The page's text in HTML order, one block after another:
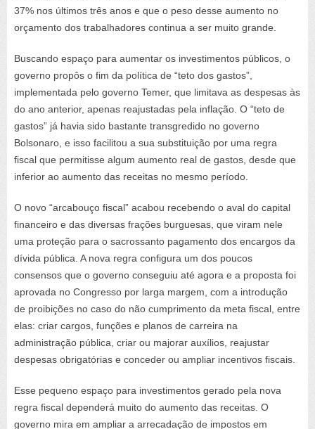
37% nos últimos três anos e que o peso desse aumento no
orçamento dos trabalhadores continua a ser muito grande.
Buscando espaço para aumentar os investimentos públicos, o
governo propôs o fim da política de “teto dos gastos”,
implementada pelo governo Temer, que limitava as despesas às
do ano anterior, apenas reajustadas pela inflação. O “teto de
gastos” já havia sido bastante transgredido no governo
Bolsonaro, e isso facilitou a sua substituição por uma regra
fiscal que permitisse algum aumento real de gastos, desde que
inferior ao aumento das receitas no mesmo período.
O novo “arcabouço fiscal” acabou recebendo o aval do capital
financeiro e das diversas frações burguesas, que viram nele
uma proteção para o sacrossanto pagamento dos encargos da
dívida pública. A nova regra configura um dos poucos
consensos que o governo conseguiu até agora e a proposta foi
aprovada no Congresso por larga margem, com a introdução
de proibições no caso do não cumprimento da meta fiscal, entre
elas: criar cargos, funções e planos de carreira na
administração pública, criar ou majorar auxílios, reajustar
despesas obrigatórias e conceder ou ampliar incentivos fiscais.
Esse pequeno espaço para investimentos gerado pela nova
regra fiscal dependerá muito do aumento das receitas. O
governo mira em ampliar a arrecadação de impostos em